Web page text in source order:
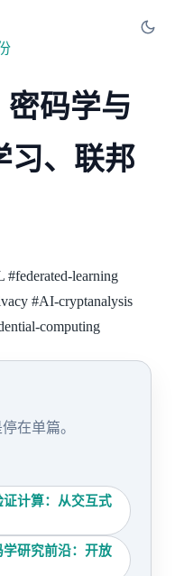
密码学与
习、联邦
#federated-learning
#AI-cryptanalysis
computing
在单篇。
计算：从交互式
研究前沿：开放